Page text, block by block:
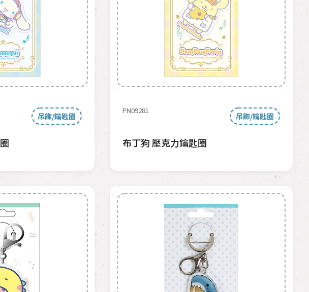
吊飾/鑰匙圈
PN09281
吊飾/鑰匙圈
布丁狗 壓克力鑰匙圈